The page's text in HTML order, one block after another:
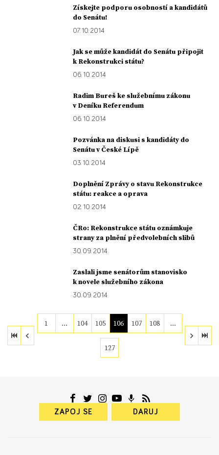
Získejte podporu osobností a kandidátů
do Senátu!
07. 10. 2014
Jak se může kandidát do Senátu připojit
k Rekonstrukci státu?
06. 10. 2014
Radim Bureš ke služebnímu zákonu
v Deníku Referendum
06. 10. 2014
Pozvánka na diskusi s kandidáty do
Senátu v České Lípě
03. 10. 2014
Doplnění Zprávy o stavu Rekonstrukce
státu: reakce a oprava
02. 10. 2014
ČRo: Rekonstrukce státu oznámkuje
strany za plnění předvolebních slibů
30. 09. 2014
Zaslali jsme senátorům stanovisko
k novele služebního zákona
30. 09. 2014
1 … 104 105 106 107 108 …
127
ZAPOJ SE DARUJ